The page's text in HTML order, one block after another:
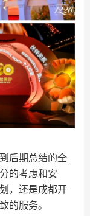
后期总结的全
的考虑和安
，还是成都开
的服务。